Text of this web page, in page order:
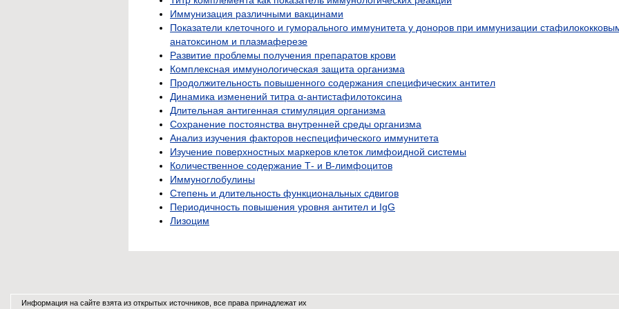
Иммунизация различными вакцинами
Показатели клеточного и гуморального иммунитета у доноров при иммунизации
анатоксином и плазмаферезе
Развитие проблемы получения препаратов крови
Комплексная иммунологическая защита организма
Продолжительность повышенного содержания специфических антител
Динамика изменений титра α-антистафилотоксина
Длительная антигенная стимуляция организма
Сохранение постоянства внутренней среды организма
Анализ изучения факторов неспецифического иммунитета
Изучение поверхностных маркеров клеток лимфоидной системы
Количественное содержание Т- и В-лимфоцитов
Иммуноглобулины
Степень и длительность функциональных сдвигов
Периодичность повышения уровня антител и IgG
Лизоцим
Информация на сайте взята из открытых источников, все права принадлежат их